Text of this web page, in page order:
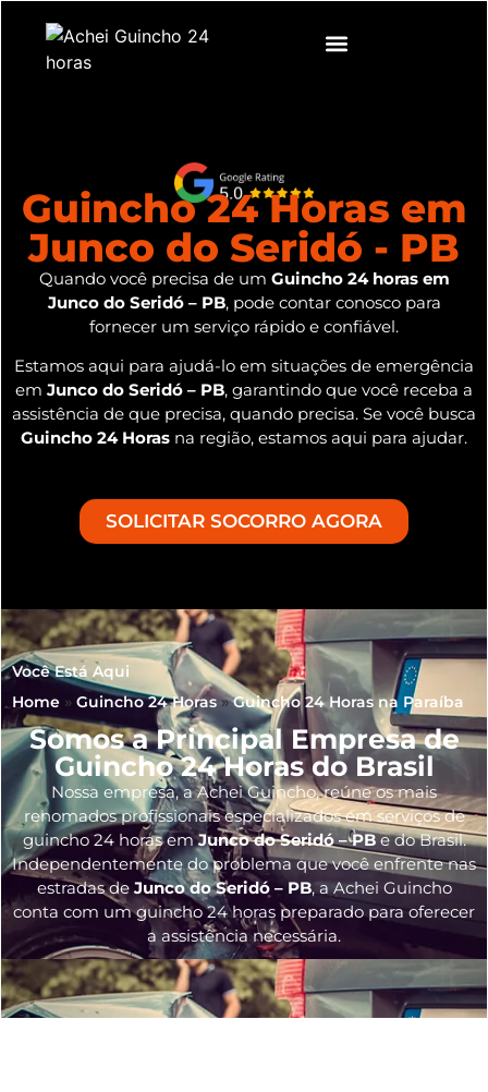
Guincho 24 Horas em
Junco do Seridó - PB
Quando você precisa de um Guincho 24 horas em
Junco do Seridó – PB, pode contar conosco para
fornecer um serviço rápido e confiável.
Estamos aqui para ajudá-lo em situações de emergência
em Junco do Seridó – PB, garantindo que você receba a
assistência de que precisa, quando precisa. Se você busca
Guincho 24 Horas na região, estamos aqui para ajudar.
SOLICITAR SOCORRO AGORA
Você Está Aqui
Home » Guincho 24 Horas»Guincho 24 Horas na Paraíba
Somos a Principal Empresa de
Guincho 24 Horas do Brasil
Nossa empresa, aAchei Guincho, reúne os mais
renomados profissionais especializados em serviços de
guincho 24 horasemJunco do Seridó – PBe do Brasil.
Independentemente do problema que você enfrente nas
estradas deJunco do Seridó – PB, a Achei Guincho
conta com um guincho 24 horas preparado para oferecer
a assistência necessária.